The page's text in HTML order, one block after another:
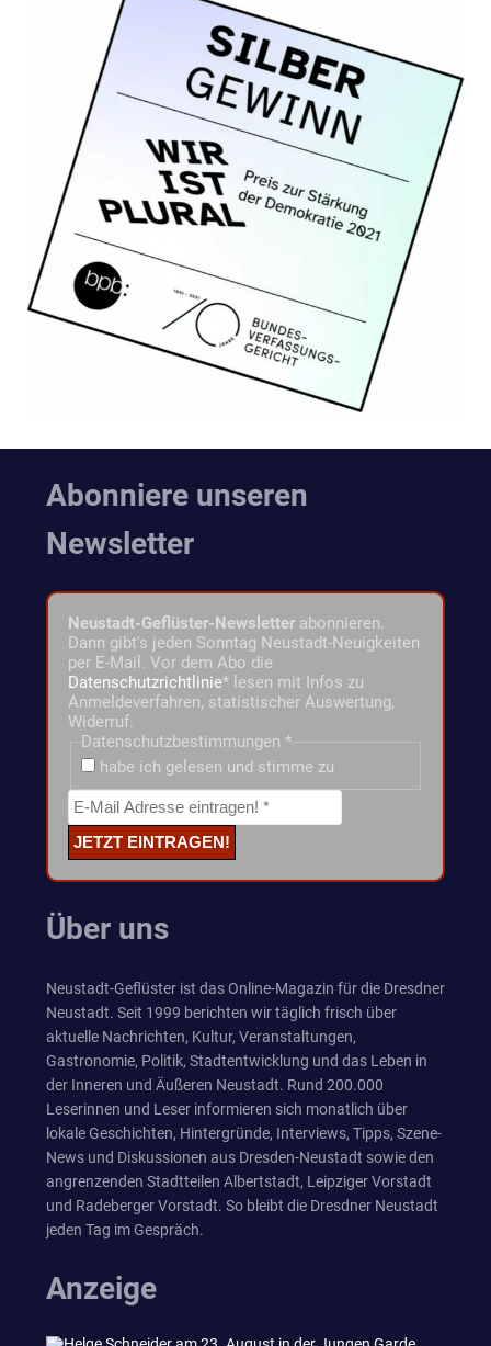
Abonniere unseren
Newsletter
Neustadt-Geflüster-Newsletter abonnieren.
Dann gibt's jeden Sonntag Neustadt-Neuigkeiten
per E-Mail. Vor dem Abo die
Datenschutzrichtlinie* lesen mit Infos zu
Anmeldeverfahren, statistischer Auswertung,
Widerruf.
Datenschutzbestimmungen *
habe ich gelesen und stimme zu
Über uns
Neustadt-Geflüster ist das Online-Magazin für die Dresdner
Neustadt. Seit 1999 berichten wir täglich frisch über
aktuelle Nachrichten, Kultur, Veranstaltungen,
Gastronomie, Politik, Stadtentwicklung und das Leben in
der Inneren und Äußeren Neustadt. Rund 200.000
Leserinnen und Leser informieren sich monatlich über
lokale Geschichten, Hintergründe, Interviews, Tipps, Szene-
News und Diskussionen aus Dresden-Neustadt sowie den
angrenzenden Stadtteilen Albertstadt, Leipziger Vorstadt
und Radeberger Vorstadt. So bleibt die Dresdner Neustadt
jeden Tag im Gespräch.
Anzeige